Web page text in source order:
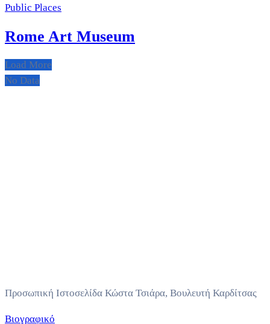
Public Places
Rome Art Museum
Load More
No Data
Προσωπική Ιστοσελίδα Κώστα Τσιάρα, Βουλευτή Καρδίτσας
Βιογραφικό